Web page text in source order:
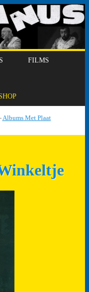
FILMS
Albums Met Plaat